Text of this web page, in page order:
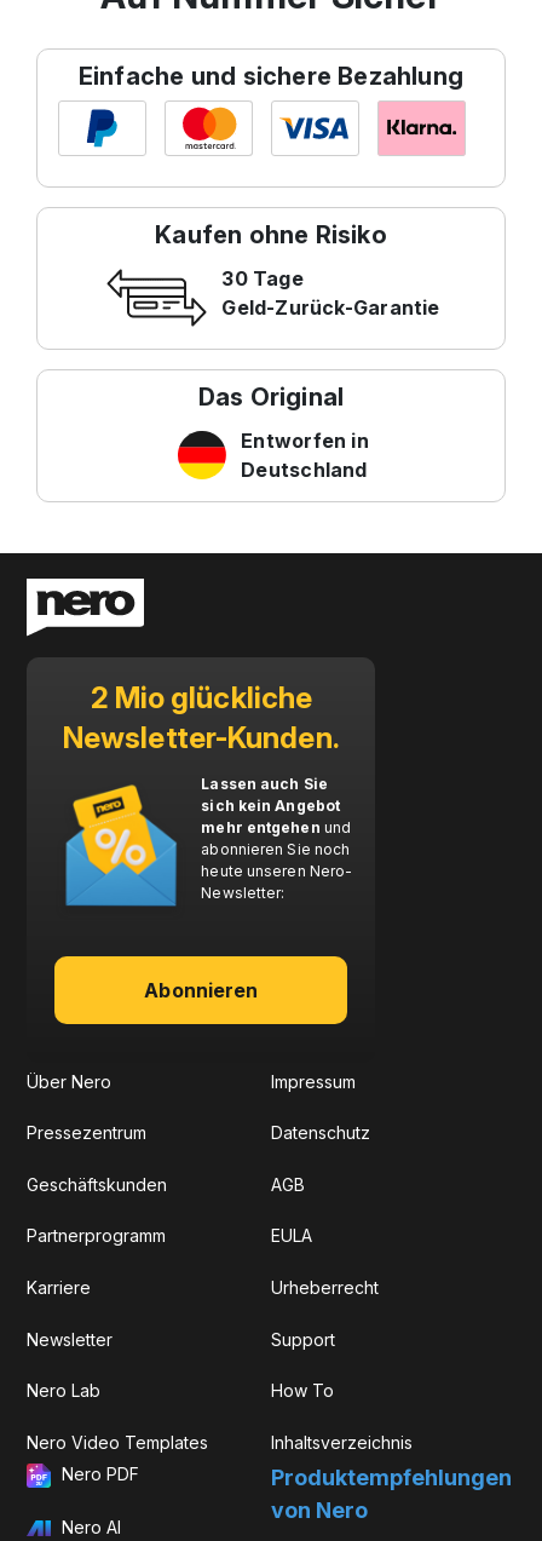
Einfache und sichere Bezahlung
Kaufen ohne Risiko
30 Tage
Geld-Zurück-Garantie
Das Original
Entworfen in
Deutschland
2 Mio glückliche
Newsletter-Kunden.
Lassen auch Sie
sich kein Angebot
mehr entgehen und
abonnieren Sie noch
heute unseren Nero-
Newsletter:
Abonnieren
Über Nero
Pressezentrum
Geschäftskunden
Partnerprogramm
Karriere
Newsletter
Nero Lab
Nero Video Templates
Impressum
Datenschutz
AGB
EULA
Urheberrecht
Support
How To
Inhaltsverzeichnis
Nero PDF
Nero AI
Produkt­­empfehlungen
von Nero